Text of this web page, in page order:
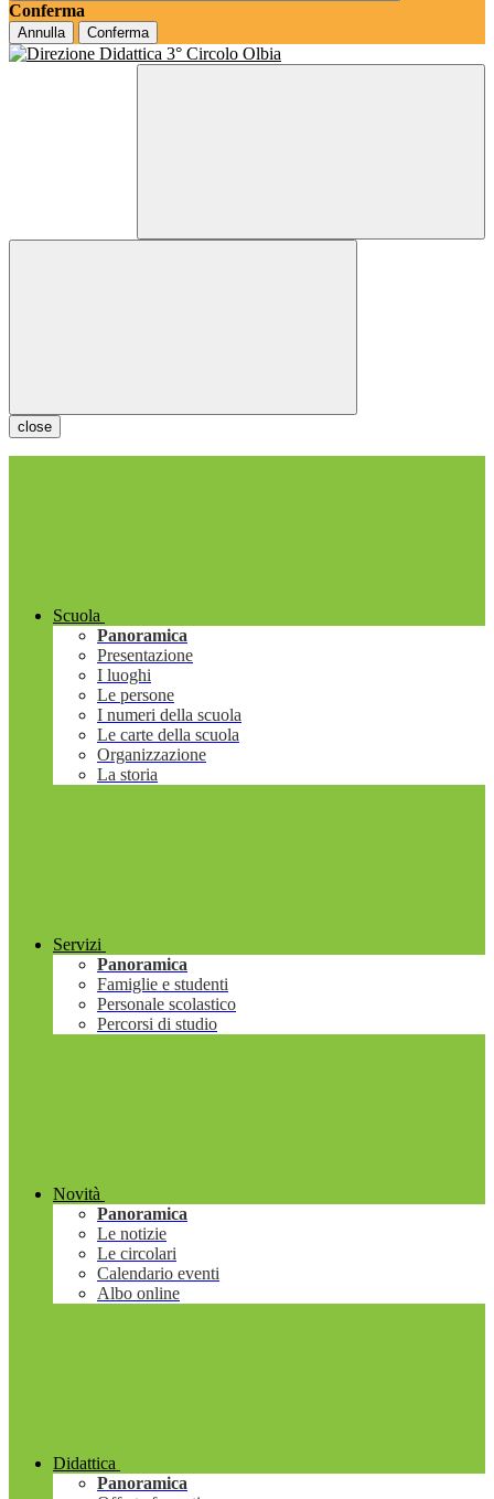
Conferma
Annulla Conferma
close
Scuola
Panoramica
Presentazione
I luoghi
Le persone
I numeri della scuola
Le carte della scuola
Organizzazione
La storia
Servizi
Panoramica
Famiglie e studenti
Personale scolastico
Percorsi di studio
Novità
Panoramica
Le notizie
Le circolari
Calendario eventi
Albo online
Didattica
Panoramica